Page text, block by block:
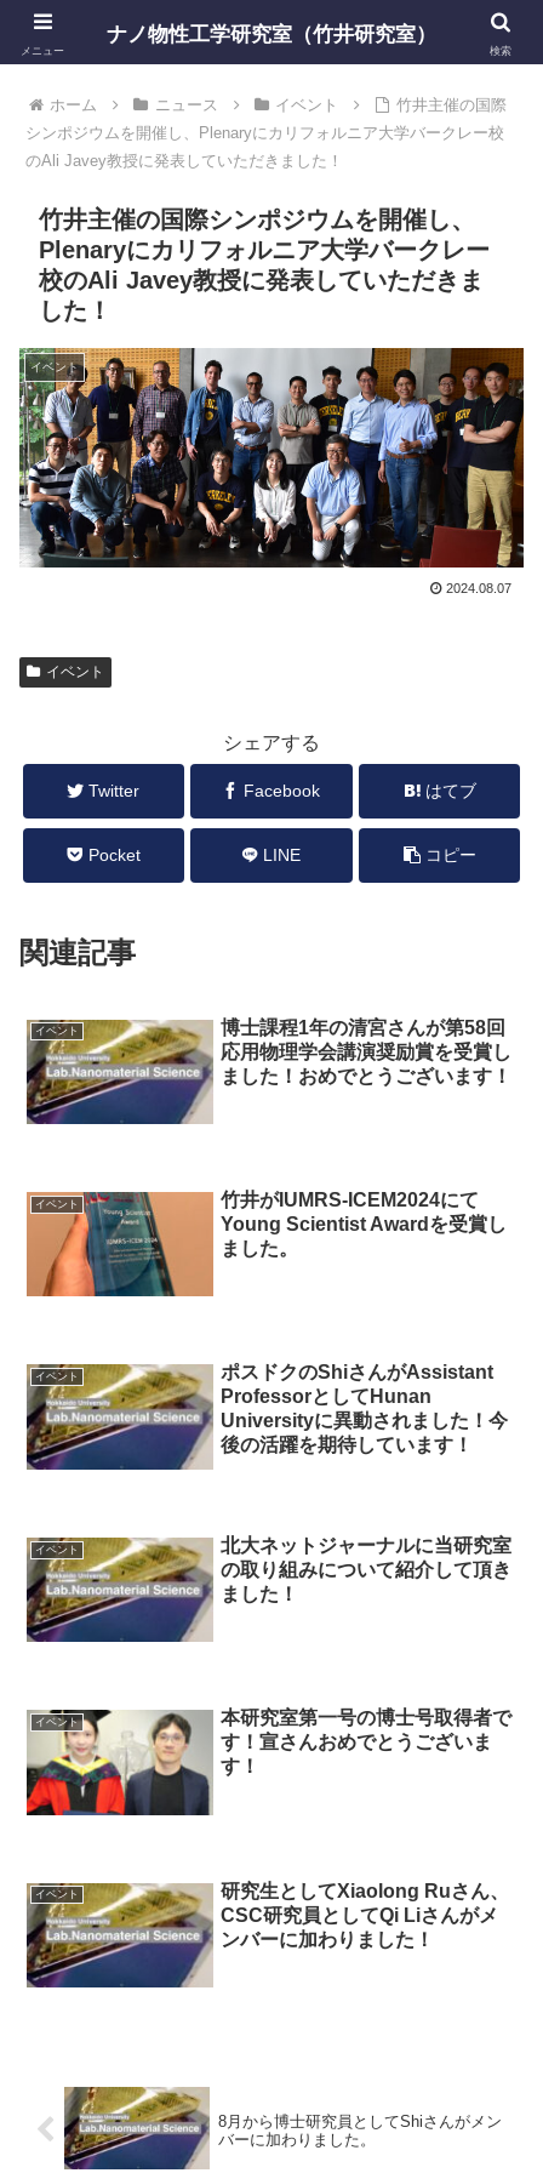
ホーム ニュース イベント
竹井主催の国際
シンポジウムを開催し、Plenaryにカリフォルニア大学バークレー校
のAli Javey教授に発表していただきました！
竹井主催の国際シンポジウムを開催し、
Plenaryにカリフォルニア大学バークレー
校のAli Javey教授に発表していただきま
した！
イベント
2024.08.07
イベント
シェアする
Twitter Facebook はてブ
Pocket LINE コピー
関連記事
イベント
博士課程1年の清宮さんが第58回
応用物理学会講演奨励賞を受賞し
ました！おめでとうございます！
イベント
竹井がIUMRS-ICEM2024にて
Young Scientist Awardを受賞し
ました。
イベント
ポスドクのShiさんがAssistant
ProfessorとしてHunan
Universityに異動されました！今
後の活躍を期待しています！
イベント
北大ネットジャーナルに当研究室
の取り組みについて紹介して頂き
ました！
イベント
本研究室第一号の博士号取得者で
す！宣さんおめでとうございま
す！
イベント
研究生としてXiaolong Ruさん、
CSC研究員としてQi Liさんがメ
ンバーに加わりました！
8月から博士研究員としてShiさんがメン
バーに加わりました。
メニュー
ナノ物性工学研究室（竹井研究室）
検索